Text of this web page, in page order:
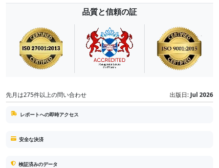
品質と信頼の証
先月は275件以上の問い合わせ 出版日: Jul 2026
レポートへの即時アクセス
安全な決済
検証済みのデータ